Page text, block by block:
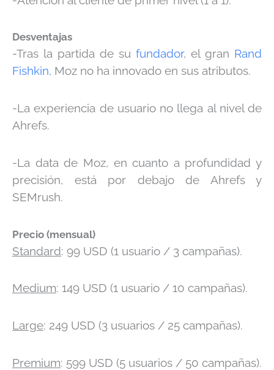
Desventajas
-Tras la partida de su fundador, el gran Rand
Fishkin, Moz no ha innovado en sus atributos.
-La experiencia de usuario no llega al nivel de
Ahrefs.
-La data de Moz, en cuanto a profundidad y
precisión, está por debajo de Ahrefs y
SEMrush.
Precio (mensual)
Standard: 99 USD (1 usuario / 3 campañas).
Medium: 149 USD (1 usuario / 10 campañas).
Large: 249 USD (3 usuarios / 25 campañas).
Premium: 599 USD (5 usuarios / 50 campañas).